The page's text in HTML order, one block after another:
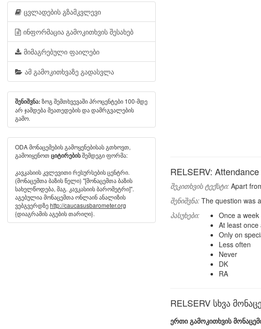
RELSERV:
შეკითხვის ტექსტი: Apart
შენიშვნა: The question was
პასუხები:
Once a
At least once
Only on
Less often
Never
DK
RA
RELSERV სხვა
ერთი გამოკითხვის
ცვლადების გზამკვლევი
ინფორმაცია გამოკითხვის შესახებ
მიმაგრებული ფაილები
ამ გამოკითხვაზე გადასვლა
შენიშვნა: ზოგ შემთხვევაში პროცენტები 100-მდე
არ ჯამდება მეათედების და დამრგვალების
გამო.
ODA მონაცემების გამოყენებისას გთხოვთ,
გამოიყენოთ ციტირებისშემდეგი ფორმა:
კავკასიის კვლევითი რესურსების ცენტრი.
(მონაცემთა ბაზის წელი) "[მონაცემთა ბაზის
სახელწოდება, მაგ. კავკასიის ბარომეტრი]".
აგებულია მონაცემთა ონლაინ ანალიზის
ვებგვერდზეhttp://caucasusbarometer.org
{დიაგრამის აგების თარიღი}.